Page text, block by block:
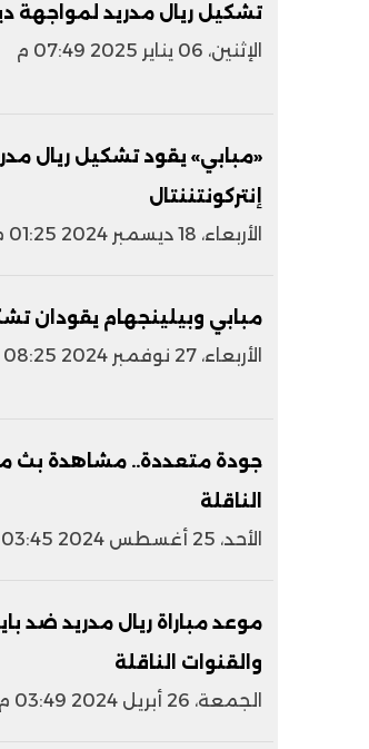
تشكيل ريال مدريد لمواجهة
الإثنين، 06 يناير 2025 07:49 م
«مبابي» يقود تشكيل ريال
إنتركونتننتال
الأربعاء، 18 ديسمبر 2024 01:25 م
مبابي وبيلينجهام يقودان
الأربعاء، 27 نوفمبر 2024 08:25 م
جودة متعددة.. مشاهدة بث
الناقلة
الأحد، 25 أغسطس 2024 03:45 م
والقنوات الناقلة
الجمعة، 26 أبريل 2024 03:49 م